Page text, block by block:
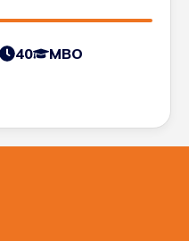
40
MBO